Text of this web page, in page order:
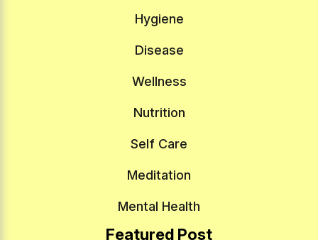
Hygiene
Disease
Wellness
Nutrition
Self Care
Meditation
Mental Health
Featured Post